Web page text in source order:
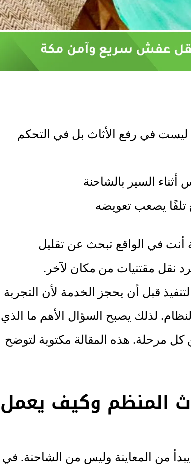
ليست في رفع الأثاث بل في التحكم
أثناء السير بالشاحنة
تلفًا يصعب تعويضه
في الواقع تبحث عن تقليل
نقل مقتنيات من مكان لآخر.
قبل أن يحجز الخدمة لأن التجربة
لذلك يصبح السؤال الأهم ما الذي
مرحلة. هذه المقالة مكتوبة لتوضح
المنظم وكيف يعمل
من المعاينة وليس من الشاحنة. في